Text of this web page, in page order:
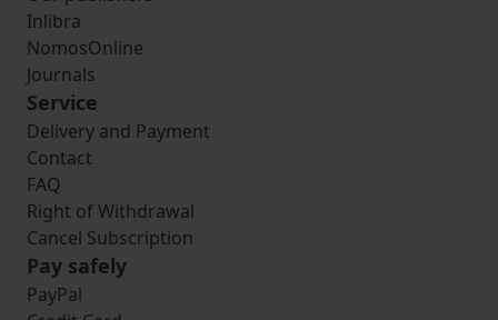
Inlibra
NomosOnline
Journals
Service
Delivery and Payment
Contact
FAQ
Right of Withdrawal
Cancel Subscription
Pay safely
PayPal